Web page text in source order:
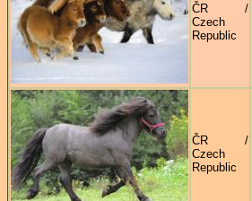
ČR /
Czech
Republic
ČR /
Czech
Republic